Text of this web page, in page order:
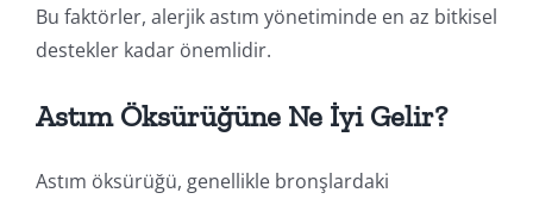
Bu faktörler, alerjik astım yönetiminde en az bitkisel
destekler kadar önemlidir.
Astım Öksürüğüne Ne İyi Gelir?
Astım öksürüğü, genellikle bronşlardaki